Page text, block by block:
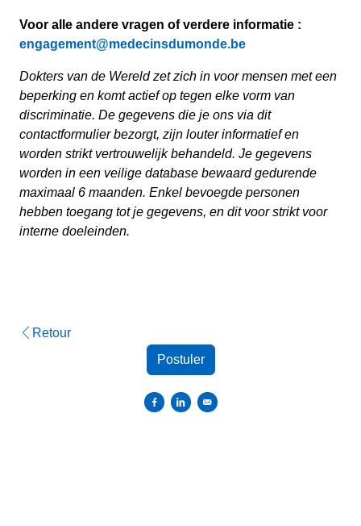
Voor alle andere vragen of verdere informatie :
engagement@medecinsdumonde.be
Dokters van de Wereld zet zich in voor mensen met een
beperking en komt actief op tegen elke vorm van
discriminatie. De gegevens die je ons via dit
contactformulier bezorgt, zijn louter informatief en
worden strikt vertrouwelijk behandeld. Je gegevens
worden in een veilige database bewaard gedurende
maximaal 6 maanden. Enkel bevoegde personen
hebben toegang tot je gegevens, en dit voor strikt voor
interne doeleinden.
Retour
Postuler
Partager sur Facebook
Partager sur Linkedin
Envoyer par courriel